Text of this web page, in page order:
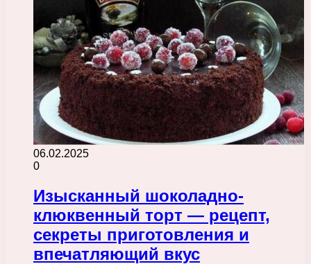
06.02.2025
0
Изысканный шоколадно-
клюквенный торт — рецепт,
секреты приготовления и
впечатляющий вкус